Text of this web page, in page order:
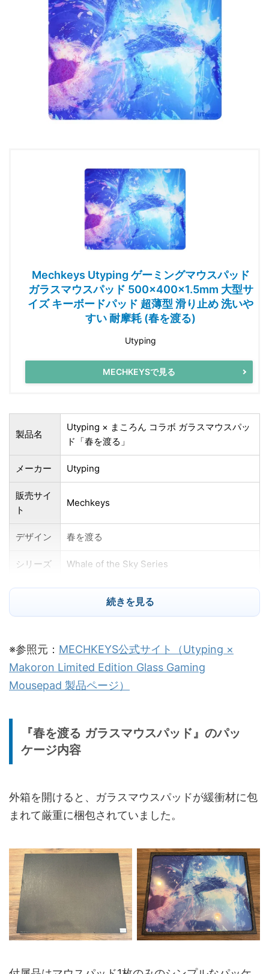
Mechkeys Utyping ゲーミングマウスパッド
ガラスマウスパッド 500×400×1.5mm 大型サ
イズ キーボードパッド 超薄型 滑り止め 洗いや
すい 耐摩耗 (春を渡る)
Utyping
MECHKEYSで見る
製品名
Utyping × まころん コラボ ガラスマウスパッ
ド「春を渡る」
メーカー Utyping
販売サイ
ト
Mechkeys
デザイン 春を渡る
シリーズ Whale of the Sky Series
素材 強化ガラス + 全面滑り止めシリコンベース
表面仕上
高精度ナノコーティング（指紋防止・防汗仕
極薄ガラス、滑り止め、洗いやすい、耐摩耗
サイズ 約500 × 400mm
滑り止め 全面ノンスリップベース
続きを見る
※参照元： MECHKEYS公式サイト（Utyping ×
Makoron Limited Edition Glass Gaming
Mousepad 製品ページ）
『春を渡る ガラスマウスパッド』のパッ
ケージ内容
外箱を開けると、ガラスマウスパッドが緩衝材に包
まれて厳重に梱包されていました。